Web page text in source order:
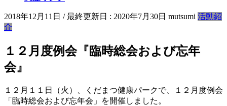
2018年12月11日 / 最終更新日 : 2020年7月30日 mutsumi 活動紹
介
１２月度例会『臨時総会および忘年
会』
１２月１１日（火）、くだまつ健康パークで、１２月度例会
「臨時総会および忘年会」を開催しました。